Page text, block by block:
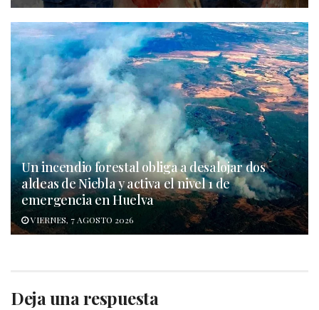
Un incendio forestal obliga a desalojar dos
aldeas de Niebla y activa el nivel 1 de
emergencia en Huelva
VIERNES, 7 AGOSTO 2026
Deja una respuesta